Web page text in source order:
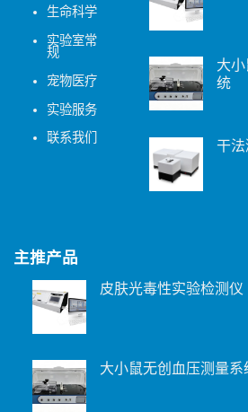
生命科学
实验室常
规
宠物医疗
实验服务
联系我们
大
统
干
主推产品
皮肤光毒性实验检测仪
大小鼠无创血压测量系